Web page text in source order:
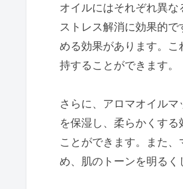
オイルにはそれぞれ異な
ストレス解消に効果的
める効果があります。
持することができます。
さらに、アロマオイル
を保湿し、柔らかくす
ことができます。また
め、肌のトーンを明るく